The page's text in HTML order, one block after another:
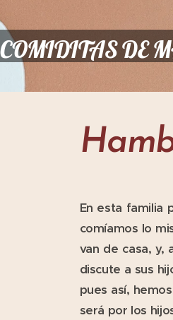
DE
En esta familia
comíamos lo
van de casa, y,
discute a sus
pues así,
será por los